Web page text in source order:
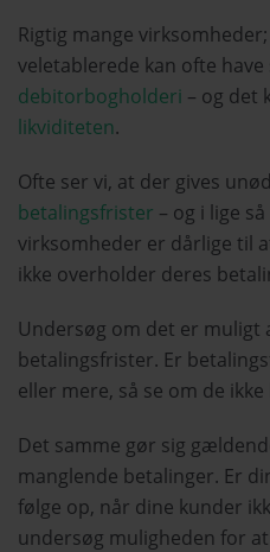
Rigtig mange
veletablerede kan ofte
debitorbogholderi – og det
likviditeten.
Ofte ser vi, at der gives
betalingsfrister – og i lige
virksomheder er dårlige til
ikke overholder deres
Undersøg om det er
betalingsfrister. Er
eller mere, så se om de
Det samme gør sig
manglende betalinger. Er
følge op, når dine kunder
undersøg muligheden for